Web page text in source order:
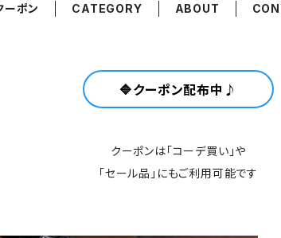
ーポン CATEGORY ABOUT
🔷クーポン配布中♪
クーポンは「コーデ買い」や
「セール品」にもご利用可能です